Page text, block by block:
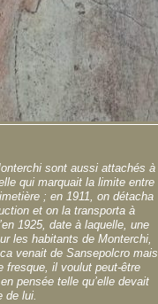
sont aussi attachés à
qui marquait la limite entre
; en 1911, on détacha
et on la transporta à
1925, date à laquelle, une
les habitants de Monterchi,
venait de Sansepolcro mais
fresque, il voulut peut-être
pensée telle qu’elle devait
de lui.